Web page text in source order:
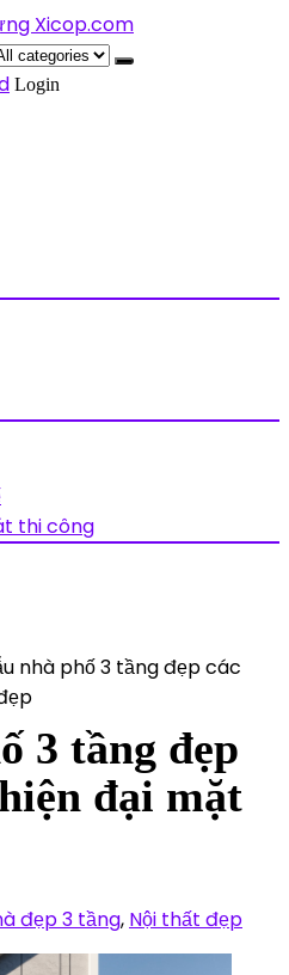
Login
thi công
nhà phố 3 tầng đẹp các
3 tầng đẹp
đại mặt
đẹp 3 tầng, Nội thất đẹp